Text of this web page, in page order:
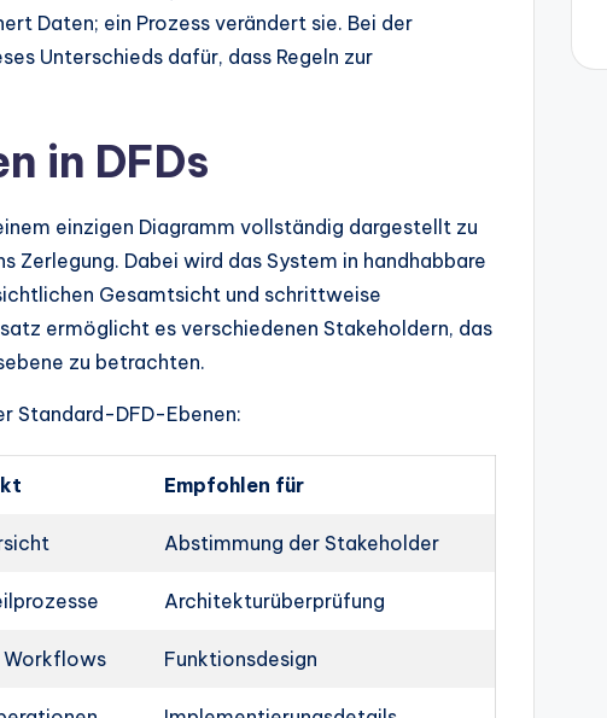
Daten; ein Prozess verändert sie. Bei der
Unterschieds dafür, dass Regeln zur
in DFDs
einzigen Diagramm vollständig dargestellt zu
Zerlegung. Dabei wird das System in handhabbare
Gesamtsicht und schrittweise
ermöglicht es verschiedenen Stakeholdern, das
zu betrachten.
Standard-DFD-Ebenen:
Empfohlen für
Abstimmung der Stakeholder
Architekturüberprüfung
Workflows Funktionsdesign